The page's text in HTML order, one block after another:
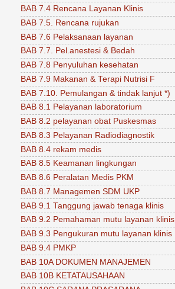
BAB 7.4 Rencana Layanan Klinis
BAB 7.5. Rencana rujukan
BAB 7.6 Pelaksanaan layanan
BAB 7.7. Pel.anestesi & Bedah
BAB 7.8 Penyuluhan kesehatan
BAB 7.9 Makanan & Terapi Nutrisi F
BAB 7.10. Pemulangan & tindak lanjut *)
BAB 8.1 Pelayanan laboratorium
BAB 8.2 pelayanan obat Puskesmas
BAB 8.3 Pelayanan Radiodiagnostik
BAB 8.4 rekam medis
BAB 8.5 Keamanan lingkungan
BAB 8.6 Peralatan Medis PKM
BAB 8.7 Managemen SDM UKP
BAB 9.1 Tanggung jawab tenaga klinis
BAB 9.2 Pemahaman mutu layanan klinis
BAB 9.3 Pengukuran mutu layanan klinis
BAB 9.4 PMKP
BAB 10A DOKUMEN MANAJEMEN
BAB 10B KETATAUSAHAAN